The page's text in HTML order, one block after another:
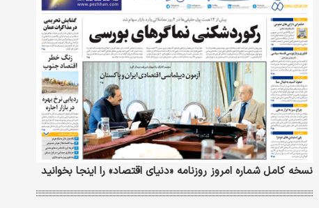
نسخه کامل شماره امروز روزنامه «دنیای‌ اقتصاد» را اینجا بخوانید